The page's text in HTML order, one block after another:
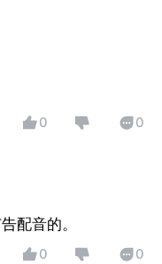
0 0
配音的。
0 0